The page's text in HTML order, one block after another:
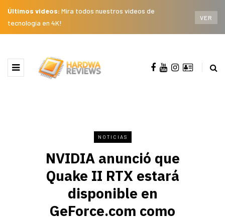
Últimos videos: Mira todos nuestros videos de
tecnología en 4K!
VER
NOTICIAS
NVIDIA anunció que
Quake II RTX estará
disponible en
GeForce.com como